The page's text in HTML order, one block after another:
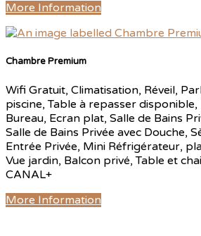
More Information
Chambre Premium
Wifi Gratuit, Climatisation, Réveil,
piscine, Table à repasser disponible,
Bureau, Ecran plat, Salle de Bains
Salle de Bains Privée avec Douche,
Entrée Privée, Mini Réfrigérateur,
Vue jardin, Balcon privé, Table et
CANAL+
More Information